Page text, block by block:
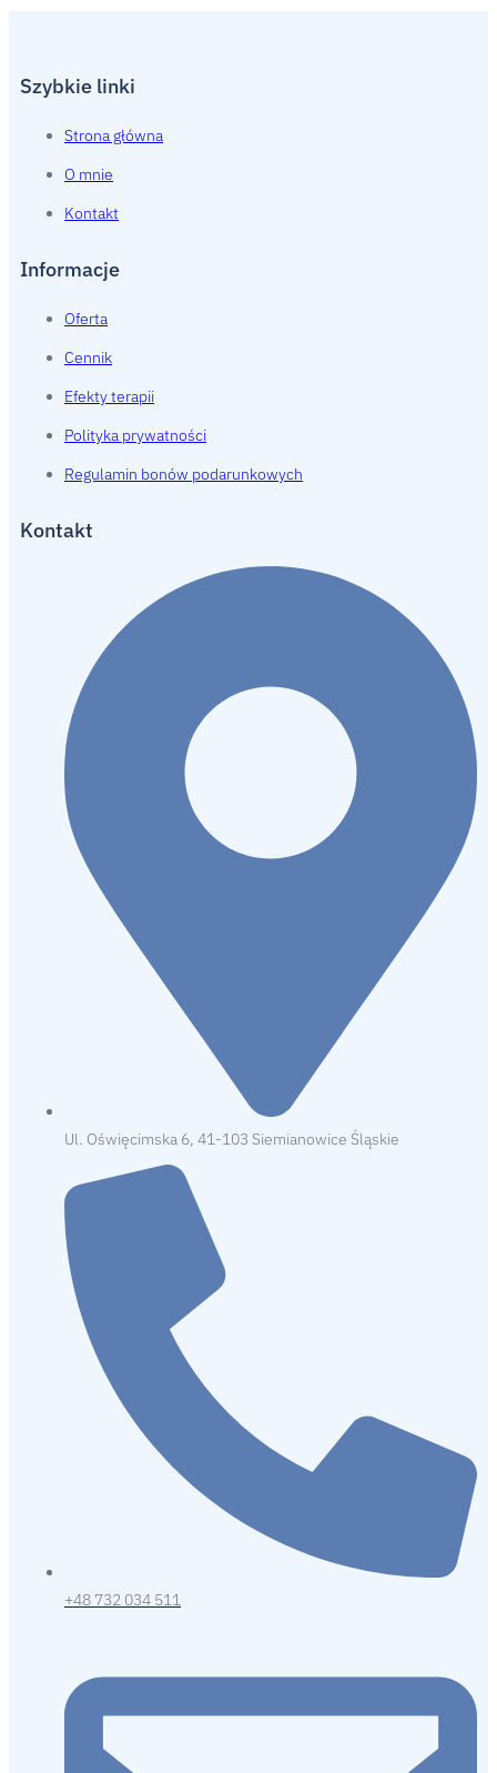
Szybkie linki
Strona główna
O mnie
Kontakt
Informacje
Oferta
Cennik
Efekty terapii
Polityka prywatności
Regulamin bonów podarunkowych
Kontakt
Ul. Oświęcimska 6, 41-103 Siemianowice Śląskie
+48 732 034 511